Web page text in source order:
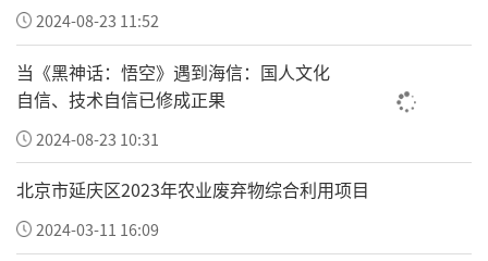
2024-08-23 11:52
当《黑神话：悟空》遇到海信：国人文化
自信、技术自信已修成正果
2024-08-23 10:31
北京市延庆区2023年农业废弃物综合利用项目
2024-03-11 16:09